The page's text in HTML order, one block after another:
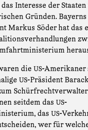
Interesse der
Gründen. Bayerns
Markus Söder hat das
die US-Amerikaner
US-Präsident
Schürfrechtverwalter
seitdem das US-
das US-
wer für